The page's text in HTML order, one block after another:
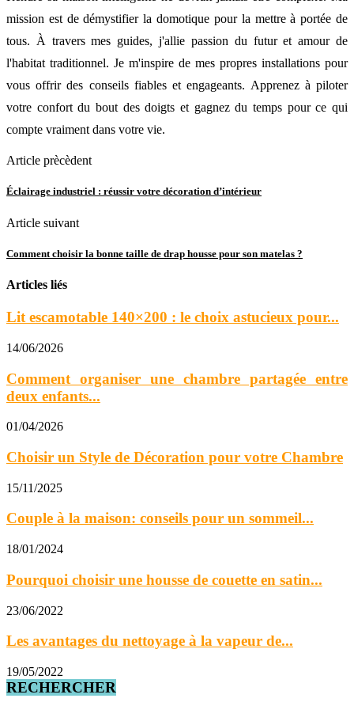
mission est de démystifier la domotique pour la mettre à portée de
tous. À travers mes guides, j'allie passion du futur et amour de
l'habitat traditionnel. Je m'inspire de mes propres installations pour
vous offrir des conseils fiables et engageants. Apprenez à piloter
votre confort du bout des doigts et gagnez du temps pour ce qui
compte vraiment dans votre vie.
Article prècèdent
Éclairage industriel : réussir votre décoration d’intérieur
Article suivant
Comment choisir la bonne taille de drap housse pour son matelas ?
Articles liés
Lit escamotable 140×200 : le choix astucieux pour...
14/06/2026
Comment organiser une chambre partagée entre
deux enfants...
01/04/2026
Choisir un Style de Décoration pour votre Chambre
15/11/2025
Couple à la maison: conseils pour un sommeil...
18/01/2024
Pourquoi choisir une housse de couette en satin...
23/06/2022
Les avantages du nettoyage à la vapeur de...
19/05/2022
RECHERCHER